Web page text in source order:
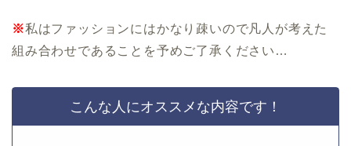
※私はファッションにはかなり疎いので凡人が考えた
組み合わせであることを予めご了承ください…
こんな人にオススメな内容です！